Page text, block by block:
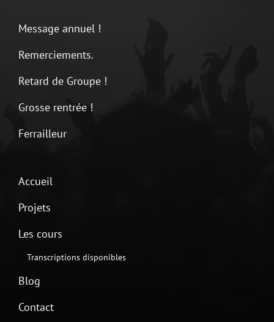
Message annuel !
Remerciements.
Retard de Groupe !
Grosse rentrée !
Ferrailleur
Accueil
Projets
Les cours
Transcriptions disponibles
Blog
Contact